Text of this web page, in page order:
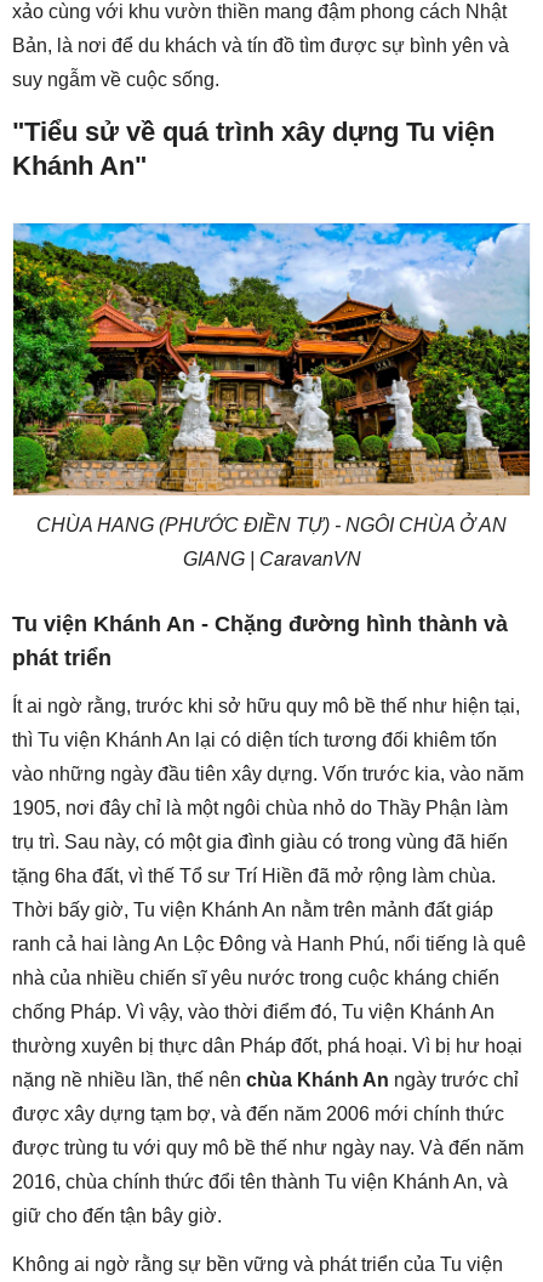
xảo cùng với khu vườn thiền mang đậm phong cách Nhật
Bản, là nơi để du khách và tín đồ tìm được sự bình yên và
suy ngẫm về cuộc sống.
"Tiểu sử về quá trình xây dựng Tu viện
Khánh An"
CHÙA HANG (PHƯỚC ĐIỀN TỰ) - NGÔI CHÙA Ở AN
GIANG | CaravanVN
Tu viện Khánh An - Chặng đường hình thành và
phát triển
Ít ai ngờ rằng, trước khi sở hữu quy mô bề thế như hiện tại,
thì Tu viện Khánh An lại có diện tích tương đối khiêm tốn
vào những ngày đầu tiên xây dựng. Vốn trước kia, vào năm
1905, nơi đây chỉ là một ngôi chùa nhỏ do Thầy Phận làm
trụ trì. Sau này, có một gia đình giàu có trong vùng đã hiến
tặng 6ha đất, vì thế Tổ sư Trí Hiền đã mở rộng làm chùa.
Thời bấy giờ, Tu viện Khánh An nằm trên mảnh đất giáp
ranh cả hai làng An Lộc Đông và Hanh Phú, nổi tiếng là quê
nhà của nhiều chiến sĩ yêu nước trong cuộc kháng chiến
chống Pháp. Vì vậy, vào thời điểm đó, Tu viện Khánh An
thường xuyên bị thực dân Pháp đốt, phá hoại. Vì bị hư hoại
nặng nề nhiều lần, thế nên chùa Khánh An ngày trước chỉ
được xây dựng tạm bợ, và đến năm 2006 mới chính thức
được trùng tu với quy mô bề thế như ngày nay. Và đến năm
2016, chùa chính thức đổi tên thành Tu viện Khánh An, và
giữ cho đến tận bây giờ.
Không ai ngờ rằng sự bền vững và phát triển của Tu viện